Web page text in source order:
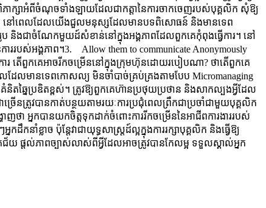
ពិភាក្សាអំពីចំណុចទាំងឡាយដែលជាកត្តានៃការចាកចេញរបស់បុគ្គលិក សុំឱ្យ
ស់ នៅពេលដែលយើងជួលមនុស្សដែលមានបទពិសោធន៍ និងមានទេព
និងជាចំណែកមួយដ៍សំខាន់នៅក្នុងអង្គភាពដែលពួកគេកុំពុងធ្វើការ។ នៅ
របស់អង្គភាព។3. Allow them to communicate Anonymously
តើពួកគេអាចរីកចម្រើននៅក្នុងក្រុមហ៊ុនដោយរបៀបណា? ថាតើពួកគេ
ដែលមានទេពកោសល្យ មិនចាំបាច់គ្រប់គ្រងតាមបែប Micromanaging
និតឆ្នៃប្រឌិតខ្ពស់។ ត្រូវឱ្យពួកគេហ៊ាន​ប្រថុយ​ប្រថាន និង​សាកល្បង​អ្វី​ដែល​
ើនត្រូវបានកាត់បន្ថយ​តាមរយៈការប្រជុំពេលព្រឹកជាប្រចាំជាមួយបុគ្គលិក
ាញថា អ្នកបានយកចិត្តទុកដាក់ចំពោះការរីកចម្រើននៃអាជីពការងាររបស់
លាច ប៉ុន្តែវាជាយុទ្ធសាស្រ្តដ៍ល្អក្នុងការរក្សាបុគ្គលិក និងធ្វើឱ្យ
យ ផ្តល់ភាពច្បាស់លាស់ពីអ្វីដែលអាចត្រូវបានកែលម្អ ទទួលស្គាល់អ្នក